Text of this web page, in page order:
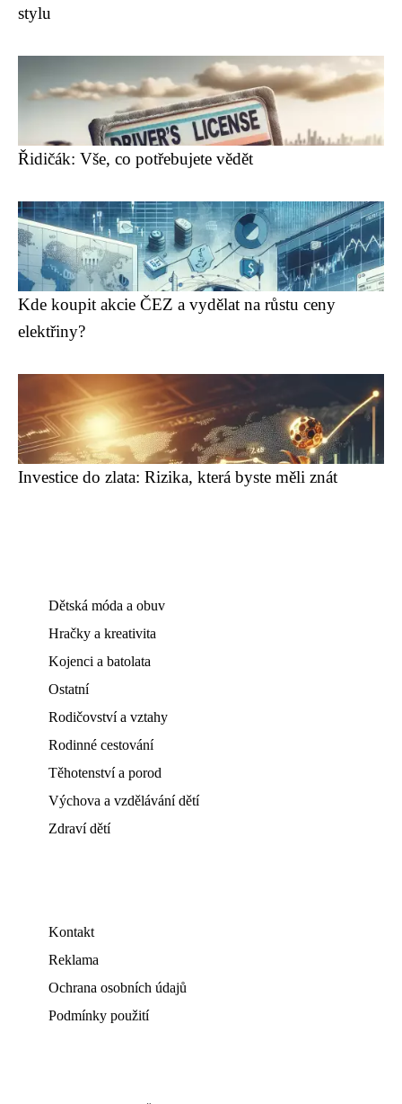
stylu
Řidičák: Vše, co potřebujete vědět
Kde koupit akcie ČEZ a vydělat na růstu ceny
elektřiny?
Investice do zlata: Rizika, která byste měli znát
Dětská móda a obuv
Hračky a kreativita
Kojenci a batolata
Ostatní
Rodičovství a vztahy
Rodinné cestování
Těhotenství a porod
Výchova a vzdělávání dětí
Zdraví dětí
Kontakt
Reklama
Ochrana osobních údajů
Podmínky použití